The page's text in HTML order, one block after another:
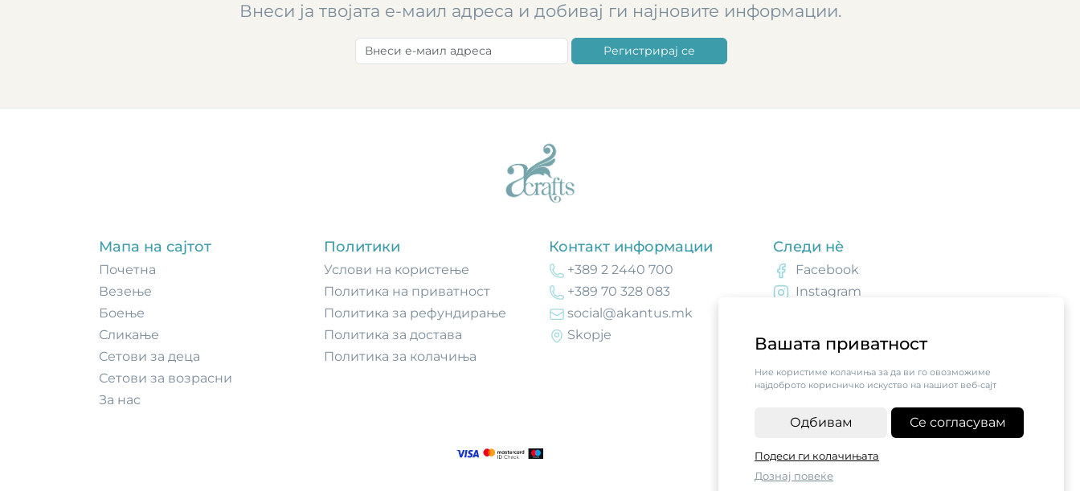
Вашата приватност
Ние користиме колачиња за да ви го овозможиме
најдоброто корисничко искуство на нашиот веб-сајт
Одбивам Се согласувам
Подеси ги колачињата
Дознај повеќе
Внеси ја твојата е-маил адреса и добивај ги најновите информации.
Регистрирај се
Мапа на сајтот
Почетнa
Везење
Боење
Сликање
Сетови за деца
Сетови за возрасни
За нас
Политики
Услови на користење
Политика на приватност
Политика за рефундирање
Политика за достава
Политика за колачиња
Контакт информации
+389 2 2440 700
+389 70 328 083
social@akantus.mk
Skopje
Следи нè
Facebook
Instagram